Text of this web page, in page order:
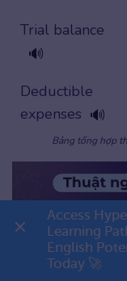
Trial balance
🔊
Deductible
expenses 🔊
Bảng tổng hợp
👉
Access
Learning
English
Today 🚀